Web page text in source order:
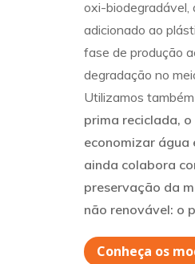
oxi-biodegradável,
adicionado ao
fase de produção
degradação no
Utilizamos também
prima reciclada,
economizar água
ainda colabora
preservação da
não renovável: o
Conheça os